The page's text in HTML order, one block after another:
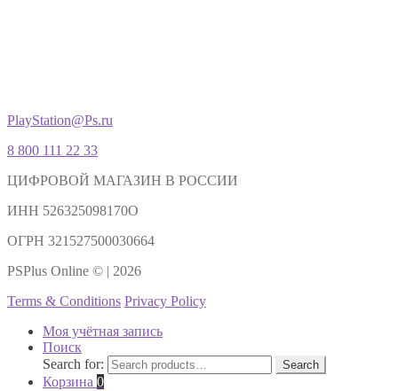
PlayStation@Ps.ru
8 800 111 22 33
ЦИФРОВОЙ МАГАЗИН В РОССИИ
ИНН 526325098170О
ОГРН 321527500030664
PSPlus Online © | 2026
Terms & Conditions Privacy Policy
Моя учётная запись
Поиск
Search for:
Search
Корзина 0